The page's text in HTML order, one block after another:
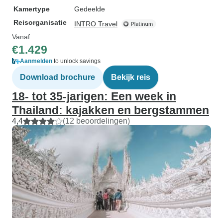
Kamertype
Gedeelde
Reisorganisatie
INTRO Travel
Vanaf
€1.429
Aanmelden to unlock savings
Download brochure Bekijk reis
18- tot 35-jarigen: Een week in
Thailand: kajakken en bergstammen
4,4 (12 beoordelingen)